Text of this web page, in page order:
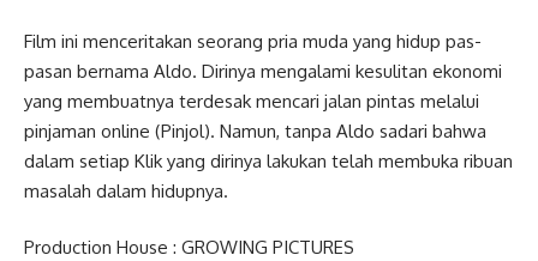
Film ini menceritakan seorang pria muda yang hidup pas-
pasan bernama Aldo. Dirinya mengalami kesulitan ekonomi
yang membuatnya terdesak mencari jalan pintas melalui
pinjaman online (Pinjol). Namun, tanpa Aldo sadari bahwa
dalam setiap Klik yang dirinya lakukan telah membuka ribuan
masalah dalam hidupnya.
Production House : GROWING PICTURES